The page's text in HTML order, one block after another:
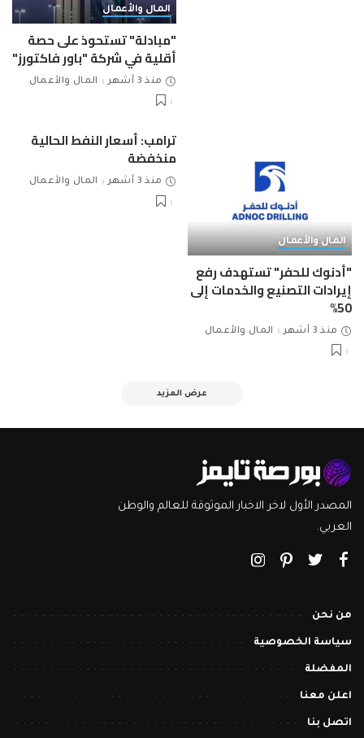
المال والأعمال
"مبادلة" تستحوذ على حصة
أقلية في شركة "باور فاكتورز"
منذ 3 أشهر المال والأعمال
المال والأعمال
"أدنوك للحفر" تستهدف رفع
إيرادات التصنيع والخدمات إلى
50%
منذ 3 أشهر المال والأعمال
ترامب: أسعار النفط الحالية
منخفضة
منذ 3 أشهر المال والأعمال
عرض المزيد
المصدر الأول لاخر الاخبار الموثوقة للعالم والوطن
العربي.
من نحن
سياسة الخصوصية
المفضلة
اعلن معنا
اتصل بنا